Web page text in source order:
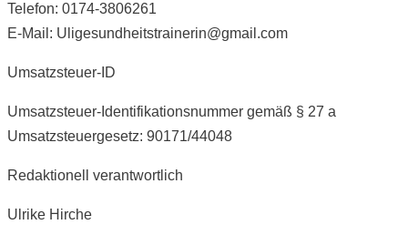
Telefon: 0174-3806261
E-Mail: Uligesundheitstrainerin@gmail.com
Umsatzsteuer-ID
Umsatzsteuer-Identifikationsnummer gemäß § 27 a
Umsatzsteuergesetz: 90171/44048
Redaktionell verantwortlich
Ulrike Hirche